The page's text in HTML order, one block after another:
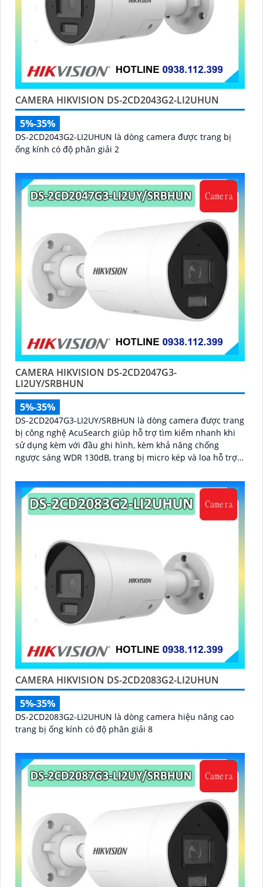
CAMERA HIKVISION DS-2CD2043G2-LI2UHUN
5%-35%
DS-2CD2043G2-LI2UHUN là dòng camera được trang bị
ống kính có độ phân giải 2
CAMERA HIKVISION DS-2CD2047G3-
LI2UY/SRBHUN
5%-35%
DS-2CD2047G3-LI2UY/SRBHUN là dòng camera được trang
bị công nghệ AcuSearch giúp hỗ trợ tìm kiếm nhanh khi
sử dụng kèm với đầu ghi hình, kèm khả năng chống
ngược sáng WDR 130dB, trang bị micro kép và loa hỗ trợ
CAMERA HIKVISION DS-2CD2083G2-LI2UHUN
5%-35%
DS-2CD2083G2-LI2UHUN là dòng camera hiệu năng cao
trang bị ống kính có độ phân giải 8